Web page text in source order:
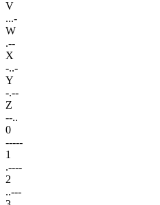
V
...-
W
.--
X
-..-
Y
-.--
Z
--..
0
-----
1
.----
2
..---